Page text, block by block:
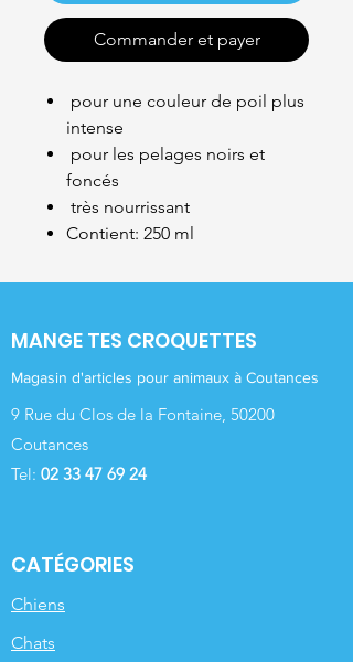
Commander et payer
pour une couleur de poil plus
intense
pour les pelages noirs et
foncés
très nourrissant
Contient: 250 ml
MANGE TES CROQUETTES
Magasin d'articles pour animaux à Coutances
9 Rue du Clos de la Fontaine, 50200
Coutances
Tel: 02 33 47 69 24
CATÉGORIES
Chiens
Chats